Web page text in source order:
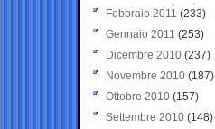
Febbraio 2011 (233)
Gennaio 2011 (253)
Dicembre 2010 (237)
Novembre 2010 (187)
Ottobre 2010 (157)
Settembre 2010 (148)